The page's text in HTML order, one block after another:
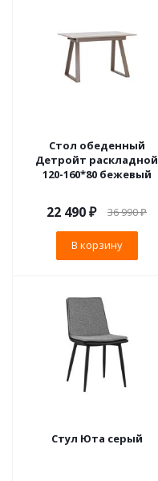
Стол обеденный
Детройт раскладной
120-160*80 бежевый
22 490₽ 36 990₽
В корзину
Стул Юта серый